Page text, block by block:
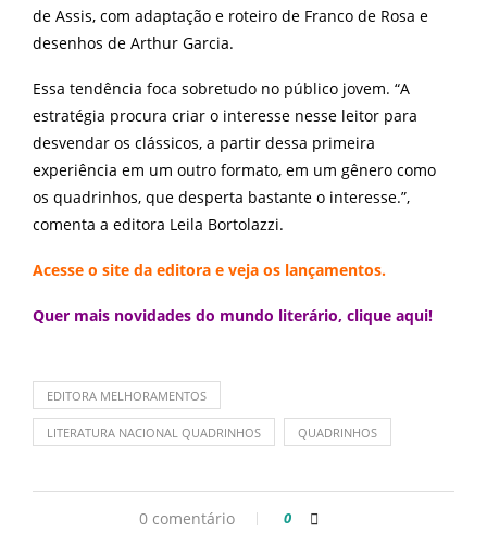
de Assis, com adaptação e roteiro de Franco de Rosa e
desenhos de Arthur Garcia.
Essa tendência foca sobretudo no público jovem. “A
estratégia procura criar o interesse nesse leitor para
desvendar os clássicos, a partir dessa primeira
experiência em um outro formato, em um gênero como
os quadrinhos, que desperta bastante o interesse.”,
comenta a editora Leila Bortolazzi.
Acesse o site da editora e veja os lançamentos.
Quer mais novidades do mundo literário, clique aqui!
EDITORA MELHORAMENTOS
LITERATURA NACIONAL QUADRINHOS QUADRINHOS
0 comentário 0